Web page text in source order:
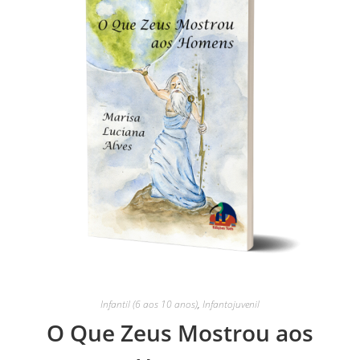
Infantil (6 aos 10 anos), Infantojuvenil
O Que Zeus Mostrou aos